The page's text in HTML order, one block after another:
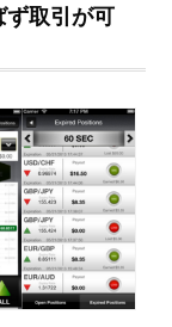
ず取引が可